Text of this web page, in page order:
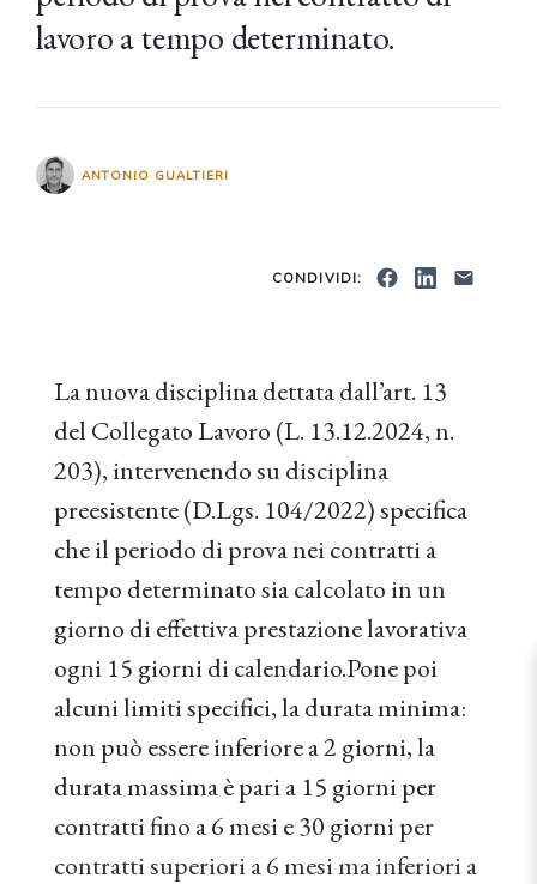
lavoro a tempo determinato.
ANTONIO GUALTIERI
CONDIVIDI:
La nuova disciplina dettata dall’art. 13
del Collegato Lavoro (L. 13.12.2024, n.
203), intervenendo su disciplina
preesistente (D.Lgs. 104/2022) specifica
che il periodo di prova nei contratti a
tempo determinato sia calcolato in un
giorno di effettiva prestazione lavorativa
ogni 15 giorni di calendario.Pone poi
alcuni limiti specifici, la durata minima:
non può essere inferiore a 2 giorni, la
durata massima è pari a 15 giorni per
contratti fino a 6 mesi e 30 giorni per
contratti superiori a 6 mesi ma inferiori a